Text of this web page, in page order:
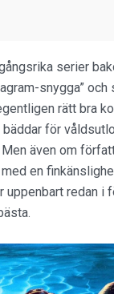
serier
snygga”
rätt bra
för
även om
en
uppenbart redan i